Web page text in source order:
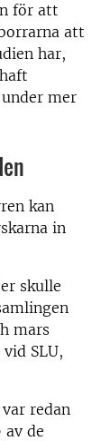
för att
att
har,
mer
kan
in
skulle
mars
SLU,
redan
de